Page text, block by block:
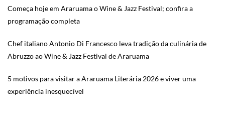
Começa hoje em Araruama o Wine & Jazz Festival; confira a
programação completa
Chef italiano Antonio Di Francesco leva tradição da culinária de
Abruzzo ao Wine & Jazz Festival de Araruama
5 motivos para visitar a Araruama Literária 2026 e viver uma
experiência inesquecível